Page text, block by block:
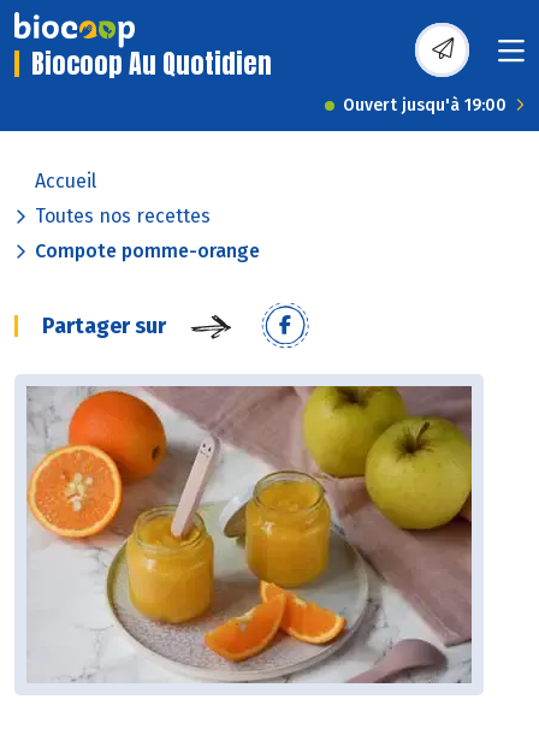
Biocoop Au Quotidien
Ouvert jusqu'à 19:00
Accueil
Toutes nos recettes
Compote pomme-orange
Partager sur